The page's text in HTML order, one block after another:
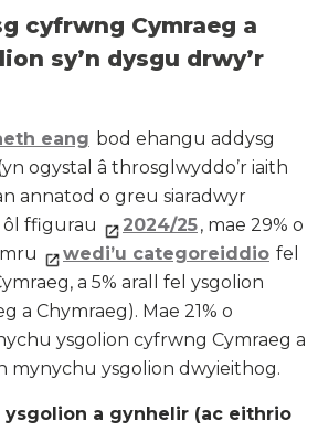
cyfrwng Cymraeg a
sy’n dysgu drwy’r
eang bod ehangu addysg
ogystal â throsglwyddo’r iaith
annatod o greu siaradwyr
ôl ffigurau
2024/25, mae 29% o
wedi’u categoreiddio fel
a 5% arall fel ysgolion
a Chymraeg). Mae 21% o
ysgolion cyfrwng Cymraeg a
mynychu ysgolion dwyieithog.
ysgolion a gynhelir (ac eithrio